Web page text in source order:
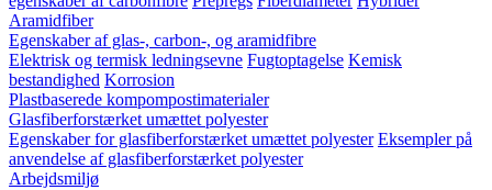
Aramidfiber
Egenskaber af glas-, carbon-, og aramidfibre
Elektrisk og termisk ledningsevne Fugtoptagelse Kemisk
bestandighed Korrosion
Plastbaserede kompompostimaterialer
Glasfiberforstærket umættet polyester
Egenskaber for glasfiberforstærket umættet polyester Eksempler på
anvendelse af glasfiberforstærket polyester
Arbejdsmiljø